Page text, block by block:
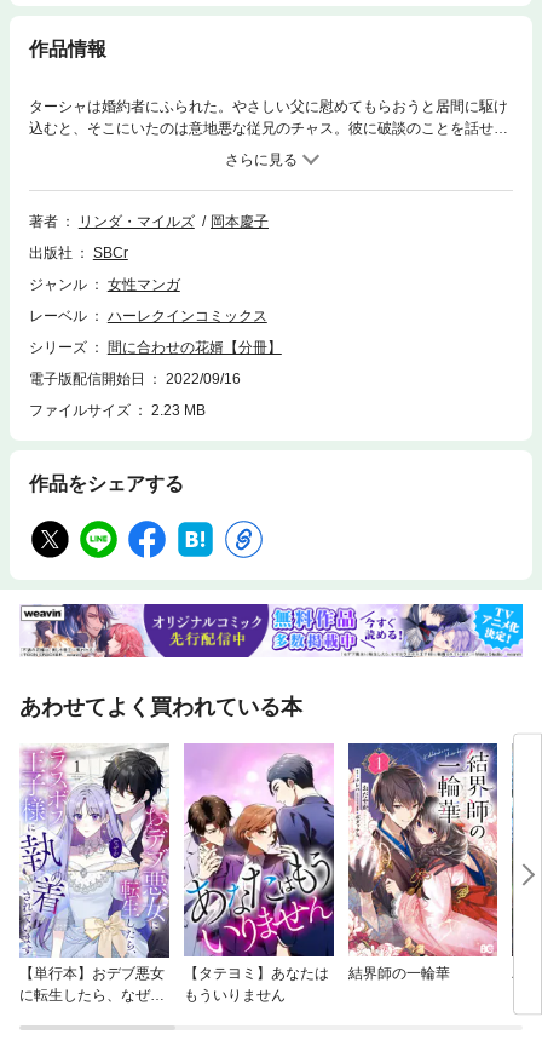
作品情報
ターシャは婚約者にふられた。やさしい父に慰めてもらおうと居間に駆け
込むと、そこにいたのは意地悪な従兄のチャス。彼に破談のことを話せ
ば、さらに傷つくのは明白だった。この堕天使の唇からこぼれるのは、嘲
笑と皮肉だけなのだから。しかしターシャは観念して、目前の式を取りや
める面倒を嘆いた。するとチャスは、温かい笑みで花婿の代役を申し出
る。やさしいキスに流され、ターシャは彼と結ばれることを望み、真相が
著者 リンダ・マイルズ
岡本慶子
出版社
SBCr
ジャンル
女性マンガ
レーベル
ハーレクインコミックス
シリーズ
間に合わせの花婿【分冊】
電子版配信開始日
2022/09/16
ファイルサイズ
2.23 MB
作品をシェアする
あわせてよく買われている本
【単行本】おデブ悪女
に転生したら、なぜか
【タテヨミ】あなたは
もういりません
結界師の一輪華
バ
今